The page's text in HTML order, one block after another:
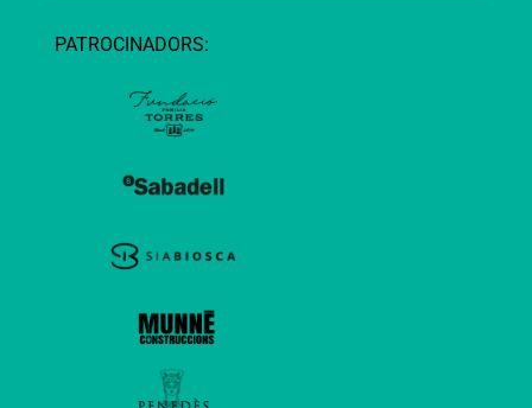
PATROCINADORS: